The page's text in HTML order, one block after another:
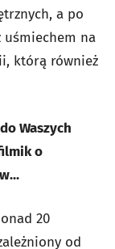
a po
na
którą również
Waszych
o
20
od